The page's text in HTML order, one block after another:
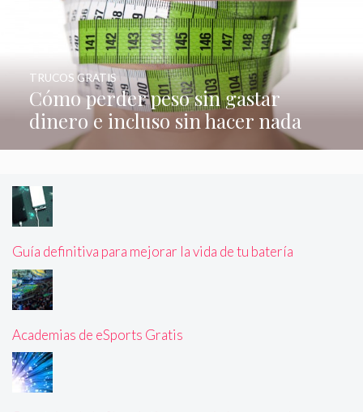
Cómo perder peso sin gastar
dinero e incluso sin hacer nada
TRUCOS GRATIS
Guía definitiva para mejorar la vida de tu batería
Academias de eSports Gratis